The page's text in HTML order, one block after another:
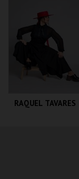
CARTÕES
PRODUTOS
RAQUEL TAVARES